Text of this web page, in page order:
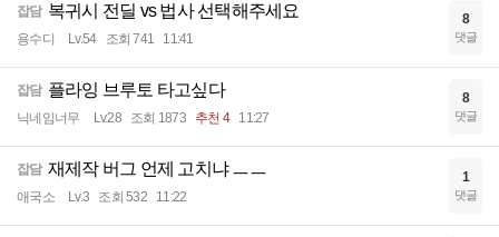
잡담 복귀시 전딜 vs 법사 선택해주세요
용수디 Lv.54 조회 741 11:41
8
댓글
잡담 플라잉 브루토 타고싶다
닉네임너무 Lv.28 조회 1873 추천 4 11:27
8
댓글
잡담 재제작 버그 언제 고치냐 ㅡㅡ
애국소 Lv.3 조회 532 11:22
1
댓글